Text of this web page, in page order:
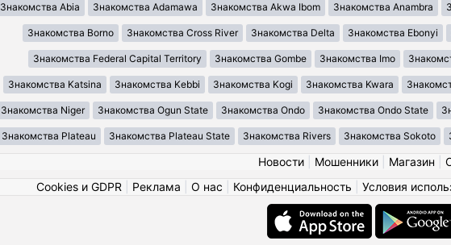
Знакомства Abia Знакомства Adamawa Знакомства Akwa Ibom Знакомства Anambra
Знакомства Borno Знакомства Cross River Знакомства Delta Знакомства Ebonyi
Знакомства Federal Capital Territory Знакомства Gombe Знакомства Imo
Знакомства Katsina Знакомства Kebbi Знакомства Kogi Знакомства Kwara
Знакомства Niger Знакомства Ogun State Знакомства Ondo Знакомства Ondo State
Знакомства Plateau Знакомства Plateau State Знакомства Rivers Знакомства Sokoto
Новости| Мошенники| Магазин
Cookies и GDPR
Реклама О нас Конфиденциальность Условия